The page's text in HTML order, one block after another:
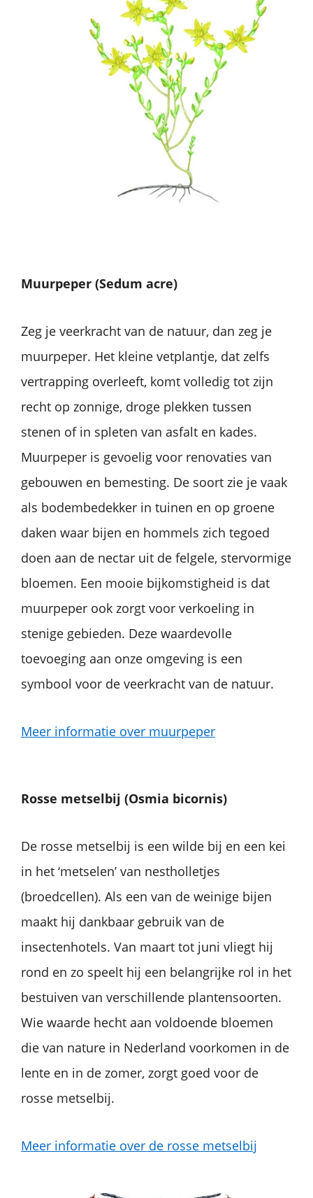
Muurpeper (Sedum acre)
Zeg je veerkracht van de natuur, dan zeg je
muurpeper. Het kleine vetplantje, dat zelfs
vertrapping overleeft, komt volledig tot zijn
recht op zonnige, droge plekken tussen
stenen of in spleten van asfalt en kades.
Muurpeper is gevoelig voor renovaties van
gebouwen en bemesting. De soort zie je vaak
als bodembedekker in tuinen en op groene
daken waar bijen en hommels zich tegoed
doen aan de nectar uit de felgele, stervormige
bloemen. Een mooie bijkomstigheid is dat
muurpeper ook zorgt voor verkoeling in
stenige gebieden. Deze waardevolle
toevoeging aan onze omgeving is een
symbool voor de veerkracht van de natuur.
Meer informatie over muurpeper
Rosse metselbij (Osmia bicornis)
De rosse metselbij is een wilde bij en een kei
in het ‘metselen’ van nestholletjes
(broedcellen). Als een van de weinige bijen
maakt hij dankbaar gebruik van de
insectenhotels. Van maart tot juni vliegt hij
rond en zo speelt hij een belangrijke rol in het
bestuiven van verschillende plantensoorten.
Wie waarde hecht aan voldoende bloemen
die van nature in Nederland voorkomen in de
lente en in de zomer, zorgt goed voor de
rosse metselbij.
Meer informatie over de rosse metselbij